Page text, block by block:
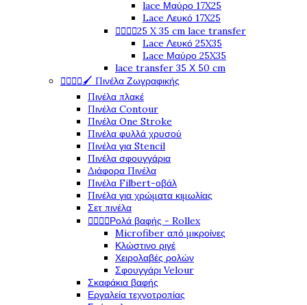
lace Μαύρο 17X25
Lace Λευκό 17X25
25 X 35 cm lace transfer
Lace Λευκό 25X35
Lace Μαύρο 25X35
lace transfer 35 Χ 50 cm
🖌️ Πινέλα Ζωγραφικής
Πινέλα πλακέ
Πινέλα Contour
Πινέλα One Stroke
Πινέλα φυλλά χρυσού
Πινέλα για Stencil
Πινέλα σφουγγάρια
Διάφορα Πινέλα
Πινέλα Filbert-οβάλ
Πινέλα για χρώματα κιμωλίας
Σετ πινέλα
Ρολά βαφής - Rollex
Microfiber από μικροίνες
Κλώστινο ριγέ
Χειρολαβές ρολών
Σφουγγάρι Velour
Σκαφάκια βαφής
Εργαλεία τεχνοτροπίας